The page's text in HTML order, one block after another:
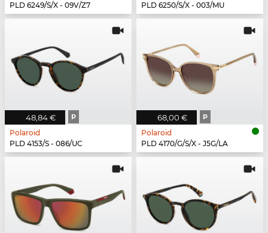
PLD 6249/S/X - 09V/Z7
PLD 6250/S/X - 003/MU
48,84 € P
Polaroid
PLD 4153/S - 086/UC
68,00 € P
Polaroid
PLD 4170/G/S/X - J5G/LA